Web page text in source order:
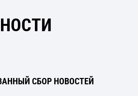
СБОР НОВОСТЕЙ